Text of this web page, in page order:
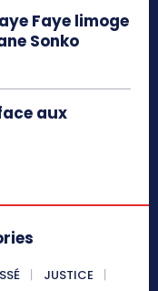
Faye limoge
Sonko
aux
JUSTICE